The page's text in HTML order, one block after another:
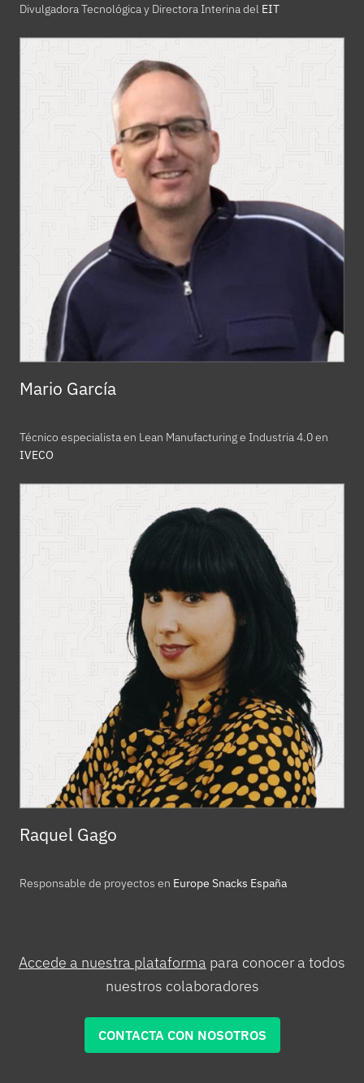
Divulgadora Tecnológica y Directora Interina del EIT
Mario García
Técnico especialista en Lean Manufacturing e Industria 4.0 en
IVECO
Raquel Gago
Responsable de proyectos en Europe Snacks España
Accede a nuestra plataforma para conocer a todos
nuestros colaboradores
CONTACTA CON NOSOTROS